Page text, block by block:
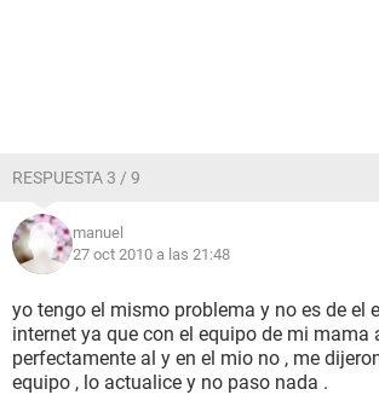
RESPUESTA 3 / 9
manuel
27 oct 2010 a las 21:48
yo tengo el mismo problema y no es de el
internet ya que con el equipo de mi mama
perfectamente al y en el mio no , me
equipo , lo actualice y no paso nada .